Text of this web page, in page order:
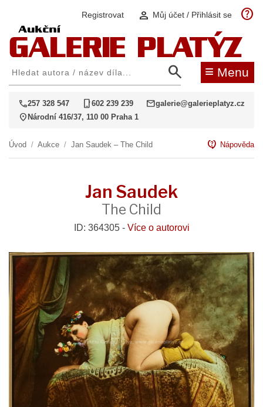
Registrovat person Můj účet / Přihlásit se help
search ≡ Menu
call257 328 547 phone_iphone602 239 239 mailgalerie@galerieplatyz.cz
location_on Národní 416/37, 110 00 Praha 1
Úvod / Aukce / Jan Saudek – The Child contact_support Nápověda
Jan Saudek
The Child
ID: 364305 - Více o autorovi